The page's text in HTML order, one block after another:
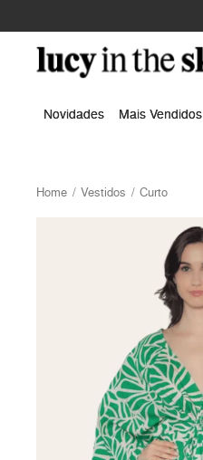
Novidades Mais Vendidos
Home Vestidos Curto